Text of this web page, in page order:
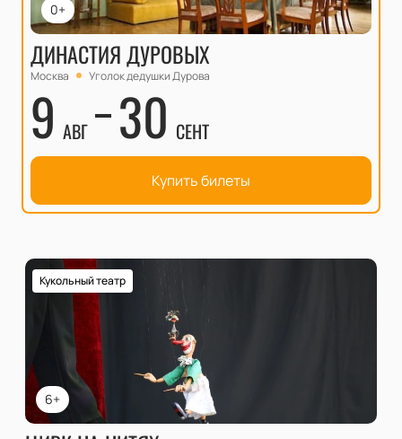
0+
ДИНАСТИЯ ДУРОВЫХ
Москва Уголок дедушки Дурова
9 АВГ 30 СЕНТ
Купить билеты
6+
Кукольный театр